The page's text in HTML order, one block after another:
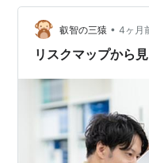
なければならなかっ
担当として参画） 前
要 運用が重い（オー
叡智の三猿 • 4ヶ月
リスクマップから